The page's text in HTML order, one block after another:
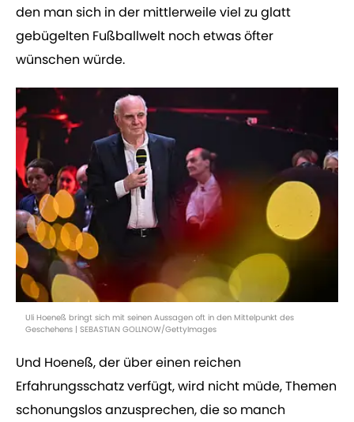
den man sich in der mittlerweile viel zu glatt
gebügelten Fußballwelt noch etwas öfter
wünschen würde.
Uli Hoeneß bringt sich mit seinen Aussagen oft in den Mittelpunkt des
Geschehens | SEBASTIAN GOLLNOW/GettyImages
Und Hoeneß, der über einen reichen
Erfahrungsschatz verfügt, wird nicht müde, Themen
schonungslos anzusprechen, die so manch